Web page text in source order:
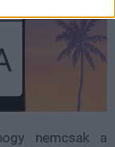
nemcsak a